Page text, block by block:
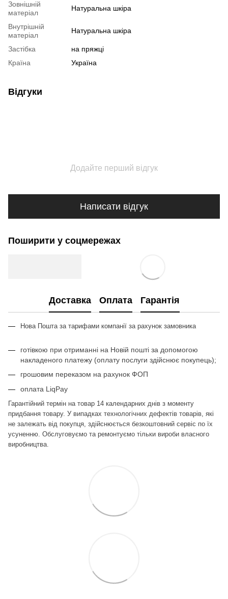
Зовнішній
матеріал
Натуральна шкіра
Внутрішній
матеріал
Натуральна шкіра
Застібка
на пряжці
Країна
Україна
Відгуки
Додайте перший відгук
Написати відгук
Поширити у соцмережах
Доставка Оплата Гарантія
Нова Пошта за тарифами компанії за рахунок замовника
готівкою при отриманні на Новій пошті за допомогою
накладеного платежу (оплату послуги здійснює покупець);
грошовим переказом на рахунок ФОП
оплата LiqPay
Гарантійний термін на товар 14 календарних днів з моменту
придбання товару. У випадках технологічних дефектів товарів, які
не залежать від покупця, здійснюється безкоштовний сервіс по їх
усуненню. Обслуговуємо та ремонтуємо тільки вироби власного
виробництва.